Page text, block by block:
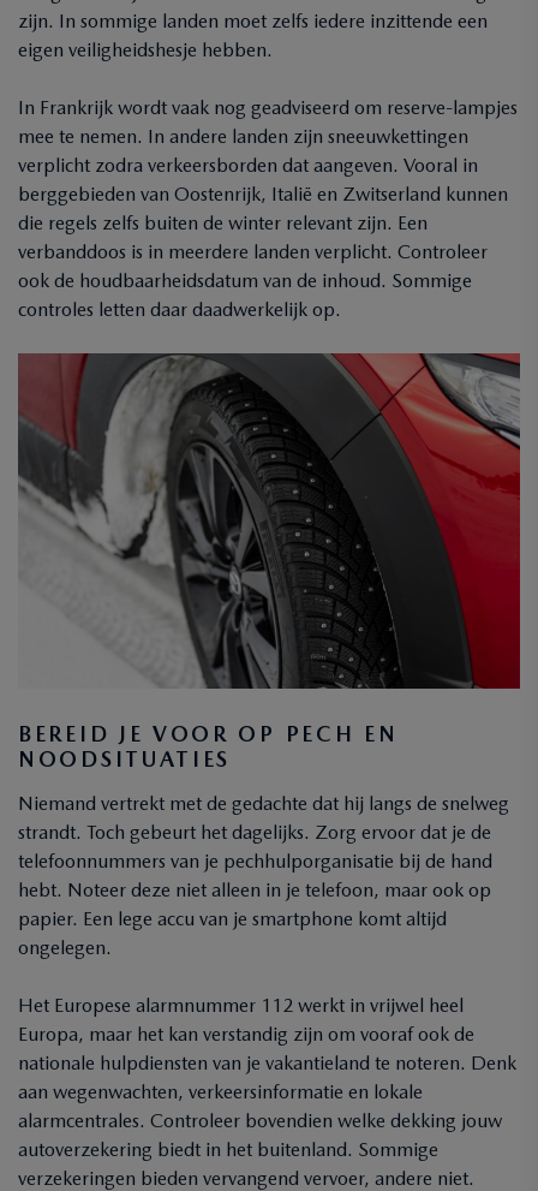
zijn. In sommige landen moet zelfs iedere inzittende een
eigen veiligheidshesje hebben.
In Frankrijk wordt vaak nog geadviseerd om reserve-lampjes
mee te nemen. In andere landen zijn sneeuwkettingen
verplicht zodra verkeersborden dat aangeven. Vooral in
berggebieden van Oostenrijk, Italië en Zwitserland kunnen
die regels zelfs buiten de winter relevant zijn. Een
verbanddoos is in meerdere landen verplicht. Controleer
ook de houdbaarheidsdatum van de inhoud. Sommige
controles letten daar daadwerkelijk op.
BEREID JE VOOR OP PECH EN
NOODSITUATIES
Niemand vertrekt met de gedachte dat hij langs de snelweg
strandt. Toch gebeurt het dagelijks. Zorg ervoor dat je de
telefoonnummers van je pechhulporganisatie bij de hand
hebt. Noteer deze niet alleen in je telefoon, maar ook op
papier. Een lege accu van je smartphone komt altijd
ongelegen.
Het Europese alarmnummer 112 werkt in vrijwel heel
Europa, maar het kan verstandig zijn om vooraf ook de
nationale hulpdiensten van je vakantieland te noteren. Denk
aan wegenwachten, verkeersinformatie en lokale
alarmcentrales. Controleer bovendien welke dekking jouw
autoverzekering biedt in het buitenland. Sommige
verzekeringen bieden vervangend vervoer, andere niet.